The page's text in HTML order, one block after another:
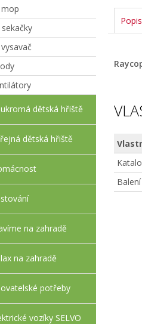
Popis
Balení
dětská hřiště
dětská hřiště
na zahradě
na zahradě
potřeby
vozíky SELVO